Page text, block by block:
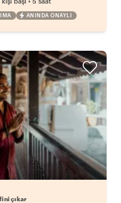
ANINDA ONAYLI
çıkar